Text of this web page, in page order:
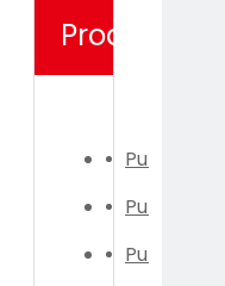
Produit